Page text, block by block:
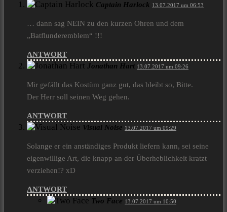
Captain Harlock 13.07.2017 um 06:53
… dann sag NEIN zu den kurzen Ohren und dem
„Batflunderemblem“ !!!
ANTWORT
Jonathan Hart 13.07.2017 um 09:26
Mir gefällt das Kostüm ganz gut, das bleibt so, Bitte.
Der Herr soll seinen Weg gehen.
ANTWORT
Visual Noise 13.07.2017 um 09:29
Solange er ein anständiges Produkt liefern kann, sei seine
eigenwillige Art, die knapp an der Überheblichkeit kratzt
verziehen!? xD
ANTWORT
Two Face 13.07.2017 um 10:50